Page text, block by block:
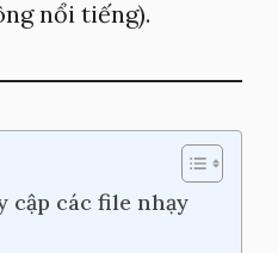
nổi tiếng).
cập các file nhạy